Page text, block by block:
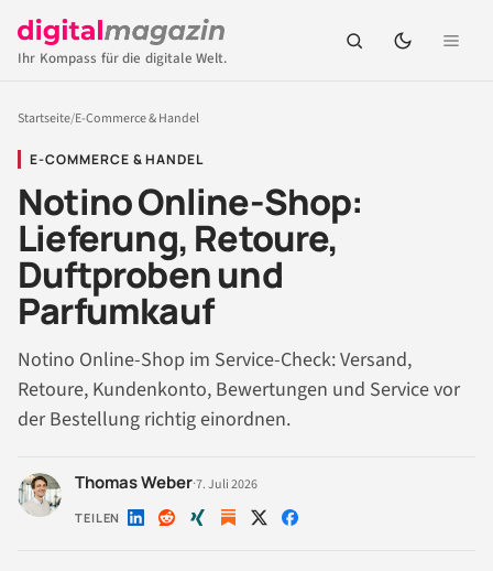
Ihr Kompass für die digitale Welt.
Startseite/E-Commerce & Handel
E-COMMERCE & HANDEL
Notino Online-Shop:
Lieferung, Retoure,
Duftproben und
Parfumkauf
Notino Online-Shop im Service-Check: Versand,
Retoure, Kundenkonto, Bewertungen und Service vor
der Bestellung richtig einordnen.
Thomas Weber·7. Juli 2026
TEILEN Auf Auf Auf Auf Auf